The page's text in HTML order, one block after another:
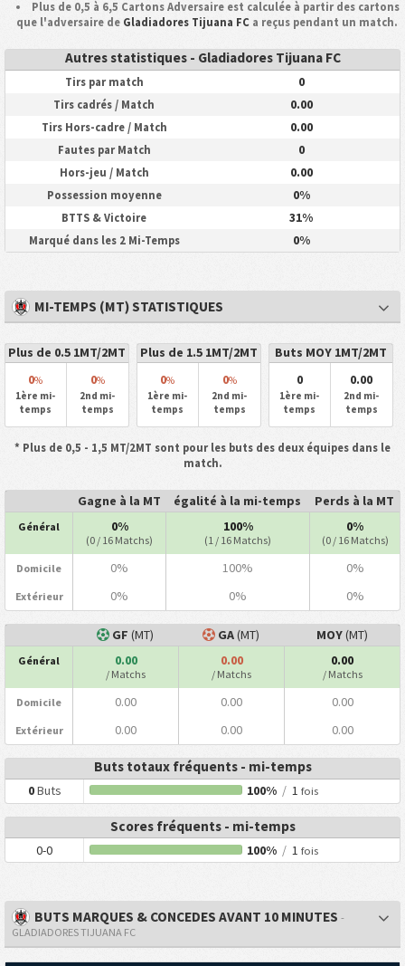
Plus de 0,5 à 6,5 Cartons Adversaire est calculée à partir des cartons
que l'adversaire de Gladiadores Tijuana FCa reçus pendant un match.
Autres statistiques - Gladiadores Tijuana FC
Tirs par match 0
Tirs cadrés / Match 0.00
Tirs Hors-cadre / Match 0.00
Fautes par Match 0
Hors-jeu / Match 0.00
Possession moyenne 0%
BTTS & Victoire 31%
Marqué dans les 2 Mi-Temps 0%
MI-TEMPS (MT) STATISTIQUES
Plus de 0.5 1MT/2MT
0%
1ère mi-
temps
0%
2nd mi-
temps
Plus de 1.5 1MT/2MT
0%
1ère mi-
temps
0%
2nd mi-
temps
Buts MOY 1MT/2MT
0
1ère mi-
temps
0.00
2nd mi-
temps
* Plus de 0,5 - 1,5 MT/2MT sont pour les buts des deux équipes dans le
match.
Gagne à la MT égalité à la mi-temps Perds à la MT
Général 0%
(0 / 16 Matchs)
100%
(1 / 16 Matchs)
0%
(0 / 16 Matchs)
Domicile 0% 100% 0%
Extérieur 0% 0% 0%
GF (MT) GA(MT) MOY(MT)
Général 0.00
/ Matchs
0.00
/ Matchs
0.00
/ Matchs
Domicile 0.00 0.00 0.00
Extérieur 0.00 0.00 0.00
Buts totaux fréquents - mi-temps
0Buts 100% / 1fois
Scores fréquents - mi-temps
0-0 100% / 1fois
BUTS MARQUES & CONCEDES AVANT 10 MINUTES -
GLADIADORES TIJUANA FC